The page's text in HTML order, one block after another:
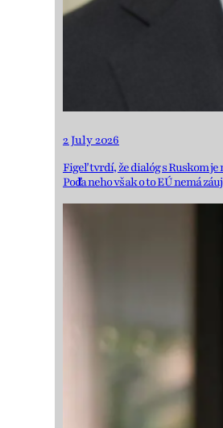
2 July 2026
Figeľ tvrdí, že dialóg s Ruskom
Podľa neho však o to EÚ nemá